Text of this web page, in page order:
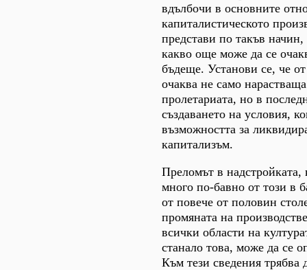
вдълбочи в основните
капиталистическото
представи по такъв
какво още може да се
бъдеще. Установи се, че
очаква не само
пролетариата, но в
създаването на условия,
възможността за
капитализъм.
Преломът в надстройката,
много по-бавно от този в
от повече от половин
промяната на
всички области на
станало това, може да се
Към тези сведения трябва